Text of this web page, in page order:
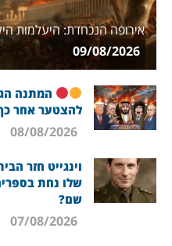
אירופה הנכחדת: היעלמות
המתנה
להצטער אחר
וינגייט חזר
שלו נחת
שם?